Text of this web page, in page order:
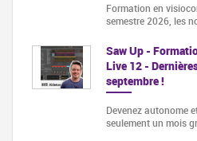
Formation en
semestre 2026, les
Saw Up -
Live 12 -
septembre !
Devenez autonome
seulement un mois